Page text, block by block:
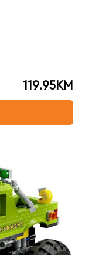
119.95KM